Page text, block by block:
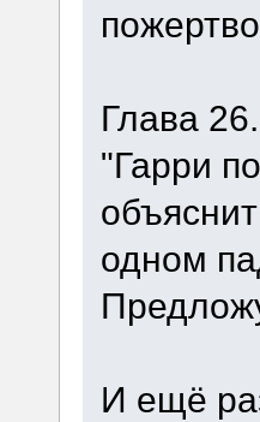
Глава 26.
"Гарри
одном
И ещё